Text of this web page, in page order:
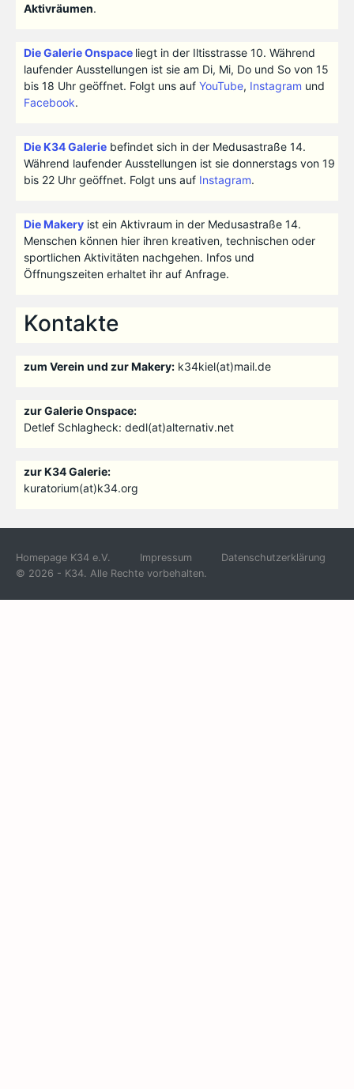
Aktivräumen.
Die Galerie Onspace liegt in der Iltisstrasse 10. Während
laufender Ausstellungen ist sie am Di, Mi, Do und So von 15
bis 18 Uhr geöffnet. Folgt uns auf YouTube, Instagram und
Facebook.
Die K34 Galeriebefindet sich in der Medusastraße 14.
Während laufender Ausstellungen ist sie donnerstags von 19
bis 22 Uhr geöffnet. Folgt uns auf Instagram.
Die Makeryist ein Aktivraum in der Medusastraße 14.
Menschen können hier ihren kreativen, technischen oder
sportlichen Aktivitäten nachgehen. Infos und
Öffnungszeiten erhaltet ihr auf Anfrage.
Kontakte
zum Verein und zur Makery:k34kiel(at)mail.de
zur Galerie Onspace:
Detlef Schlagheck: dedl(at)alternativ.net
zur K34 Galerie:
kuratorium(at)k34.org
Homepage K34 e.V. Impressum
Datenschutzerklärung
© 2026 - K34. Alle Rechte vorbehalten.